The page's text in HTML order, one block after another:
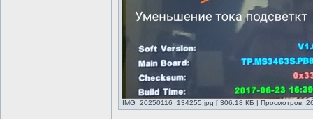
IMG_20250116_134255.jpg [ 306.18 КБ | Просмотров: